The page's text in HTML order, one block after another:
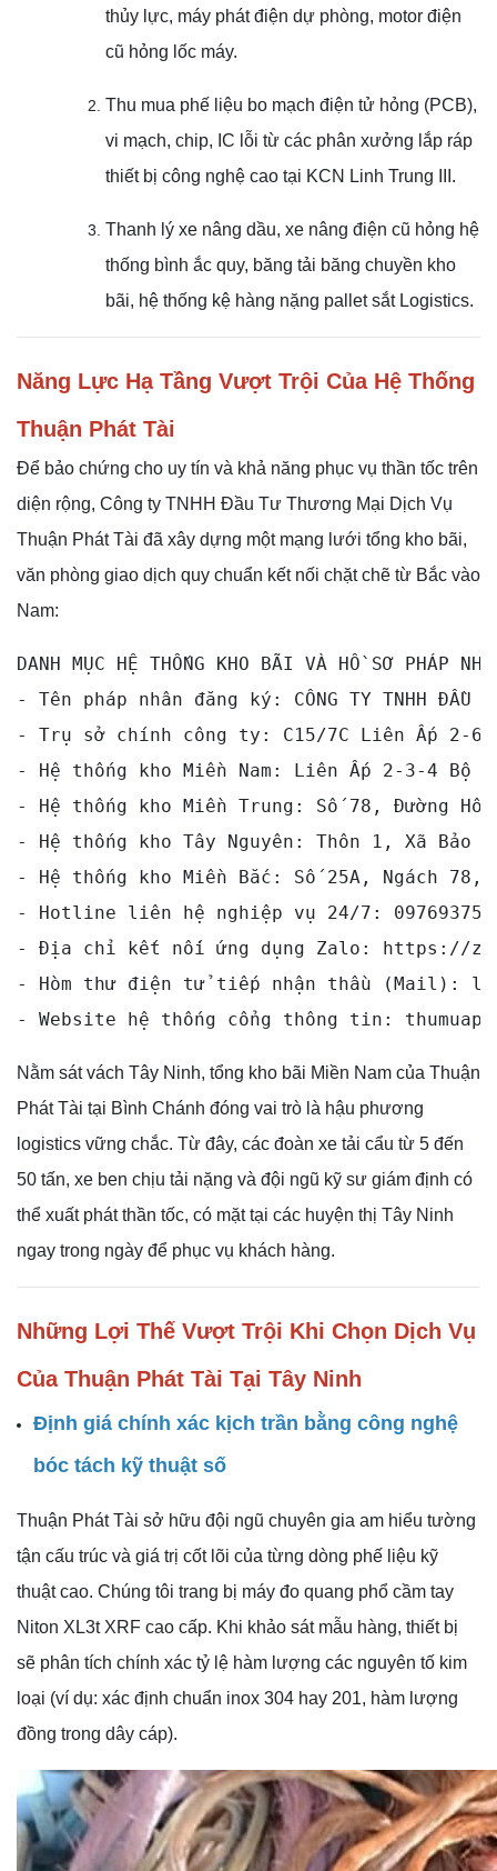
thủy lực, máy phát điện dự phòng, motor điện
cũ hỏng lốc máy.
Thu mua phế liệu bo mạch điện tử hỏng (PCB),
vi mạch, chip, IC lỗi từ các phân xưởng lắp ráp
thiết bị công nghệ cao tại KCN Linh Trung III.
Thanh lý xe nâng dầu, xe nâng điện cũ hỏng hệ
thống bình ắc quy, băng tải băng chuyền kho
bãi, hệ thống kệ hàng nặng pallet sắt Logistics.
Năng Lực Hạ Tầng Vượt Trội Của Hệ Thống
Thuận Phát Tài
Để bảo chứng cho uy tín và khả năng phục vụ thần tốc trên
diện rộng, Công ty TNHH Đầu Tư Thương Mại Dịch Vụ
Thuận Phát Tài đã xây dựng một mạng lưới tổng kho bãi,
văn phòng giao dịch quy chuẩn kết nối chặt chẽ từ Bắc vào
Nam:
DANH MỤC HỆ THỐNG KHO BÃI VÀ HỒ SƠ PHÁP
- Tên pháp nhân đăng ký: CÔNG TY TNHH ĐẦU
- Trụ sở chính công ty: C15/7C Liên Ấp 2-6,
- Hệ thống kho Miền Nam: Liên Ấp 2-3-4 Bộ
- Hệ thống kho Miền Trung: Số 78, Đường
- Hệ thống kho Tây Nguyên: Thôn 1, Xã Bảo
- Hệ thống kho Miền Bắc: Số 25A, Ngách 78,
- Hotline liên hệ nghiệp vụ 24/7:
- Địa chỉ kết nối ứng dụng Zalo: https://
- Hòm thư điện tử tiếp nhận thầu (Mail):
Nằm sát vách Tây Ninh, tổng kho bãi Miền Nam của Thuận
Phát Tài tại Bình Chánh đóng vai trò là hậu phương
logistics vững chắc. Từ đây, các đoàn xe tải cẩu từ 5 đến
50 tấn, xe ben chịu tải nặng và đội ngũ kỹ sư giám định có
thể xuất phát thần tốc, có mặt tại các huyện thị Tây Ninh
ngay trong ngày để phục vụ khách hàng.
Những Lợi Thế Vượt Trội Khi Chọn Dịch Vụ
Của Thuận Phát Tài Tại Tây Ninh
Định giá chính xác kịch trần bằng công nghệ
bóc tách kỹ thuật số
Thuận Phát Tài sở hữu đội ngũ chuyên gia am hiểu tường
tận cấu trúc và giá trị cốt lõi của từng dòng phế liệu kỹ
thuật cao. Chúng tôi trang bị máy đo quang phổ cầm tay
Niton XL3t XRF cao cấp. Khi khảo sát mẫu hàng, thiết bị
sẽ phân tích chính xác tỷ lệ hàm lượng các nguyên tố kim
loại (ví dụ: xác định chuẩn inox 304 hay 201, hàm lượng
đồng trong dây cáp).